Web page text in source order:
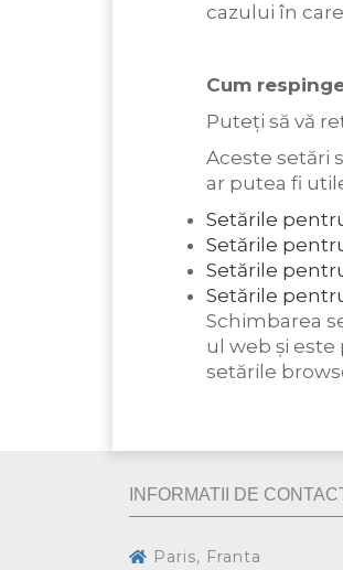
cazului în
Cum
Puteți să vă
Aceste setări
ar putea fi
Setările
Setările
Setările
Setările
Schimbarea
ul web și
setările
INFORMATII DE
Paris, Franta